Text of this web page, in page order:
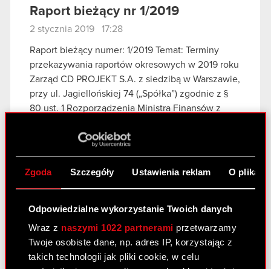
Zgoda Szczegóły Ustawienia reklam O
Odpowiedzialne wykorzystanie Twoich danych
Wraz z naszymi 1022 partnerami przetwarzamy
Twoje osobiste dane, np. adres IP, korzystając z
takich technologii jak pliki cookie, w celu
Raport bieżący nr 1/2019
2 stycznia 2019 17:28
Raport bieżący numer: 1/2019 Temat: Terminy
przekazywania raportów okresowych w 2019 roku
Zarząd CD PROJEKT S.A. z siedzibą w Warszawie,
przy ul. Jagiellońskiej 74 („Spółka”) zgodnie z §
80 ust. 1 Rozporządzenia Ministra Finansów z
PDF
Terminy przekazywania raportów
Zobacz również:
Centrum wyników